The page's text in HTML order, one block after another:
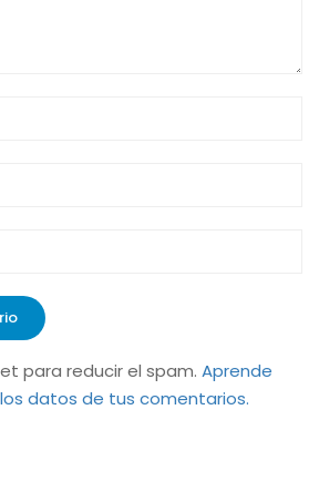
para reducir el spam. Aprende
datos de tus comentarios.